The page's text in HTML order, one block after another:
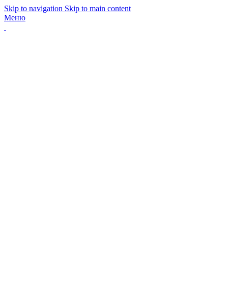
Skip to navigation Skip to main content
Меню